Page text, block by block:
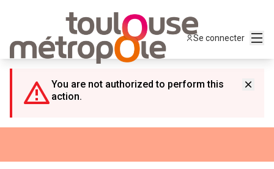
Se connecter
You are not authorized to perform this
action.